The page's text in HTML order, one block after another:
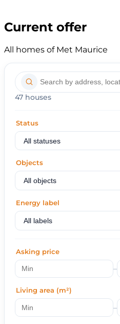
Current offer
All homes of Met Maurice
47 houses
Status
Objects
Energy label
Asking price
–
Living area (m²)
–